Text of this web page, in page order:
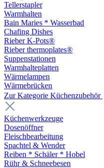
Tellerstapler
Warmhalten
Bain Maries * Wasserbad
Chafing Dishes
Rieber K-Pots®
Rieber thermoplates®
Suppenstationen
Warmhalteplatten
Wärmelampen
Wärmebrücken
Zur Kategorie Küchenzubehör
Küchenwerkzeuge
Dosenöffner
Fleischbearbeitung
Spachtel & Wender
Reiben * Schäler * Hobel
Rühr & Schneebesen